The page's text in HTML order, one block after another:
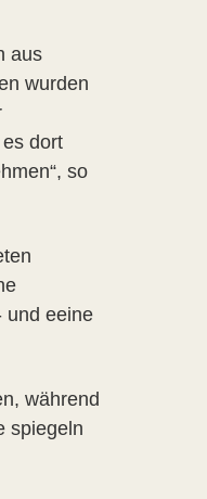
aus
wurden
dort
so
und eeine
während
spiegeln